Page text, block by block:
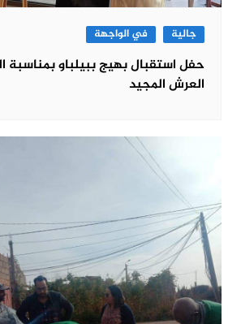
جالية في الواجهة
العرش المجيد